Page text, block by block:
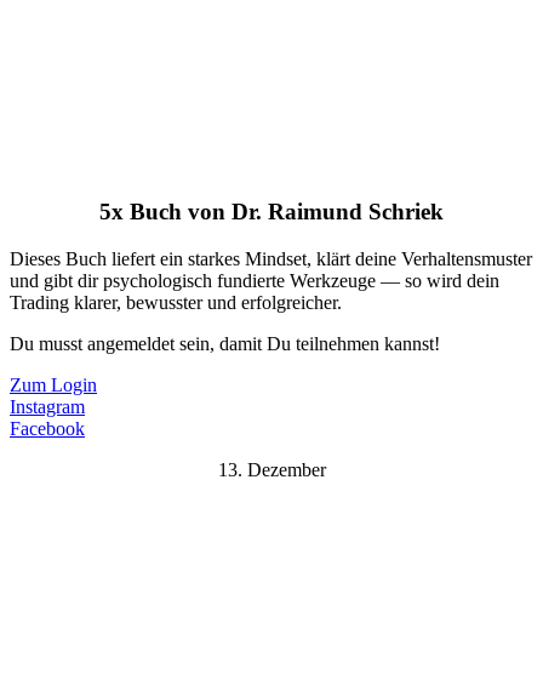
5x Buch von Dr. Raimund Schriek
Dieses Buch liefert ein starkes Mindset, klärt deine Verhaltensmuster
und gibt dir psychologisch fundierte Werkzeuge — so wird dein
Trading klarer, bewusster und erfolgreicher.
Du musst angemeldet sein, damit Du teilnehmen kannst!
Zum Login
Instagram
Facebook
13. Dezember